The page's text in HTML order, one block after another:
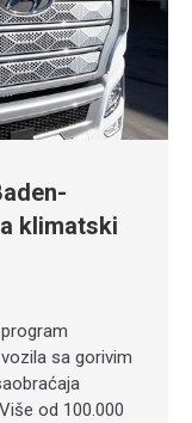
klimatski
sa gorivim
od 100.000